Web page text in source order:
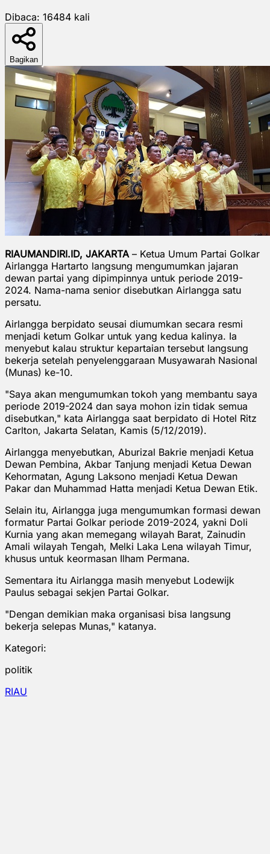
Dibaca: 16484 kali
Bagikan
RIAUMANDIRI.ID, JAKARTA – Ketua Umum Partai Golkar
Airlangga Hartarto langsung mengumumkan jajaran
dewan partai yang dipimpinnya untuk periode 2019-
2024. Nama-nama senior disebutkan Airlangga satu
persatu.
Airlangga berpidato seusai diumumkan secara resmi
menjadi ketum Golkar untuk yang kedua kalinya. Ia
menyebut kalau struktur kepartaian tersebut langsung
bekerja setelah penyelenggaraan Musyawarah Nasional
(Munas) ke-10.
"Saya akan mengumumkan tokoh yang membantu saya
periode 2019-2024 dan saya mohon izin tidak semua
disebutkan," kata Airlangga saat berpidato di Hotel Ritz
Carlton, Jakarta Selatan, Kamis (5/12/2019).
Airlangga menyebutkan, Aburizal Bakrie menjadi Ketua
Dewan Pembina, Akbar Tanjung menjadi Ketua Dewan
Kehormatan, Agung Laksono menjadi Ketua Dewan
Pakar dan Muhammad Hatta menjadi Ketua Dewan Etik.
Selain itu, Airlangga juga mengumumkan formasi dewan
formatur Partai Golkar periode 2019-2024, yakni Doli
Kurnia yang akan memegang wilayah Barat, Zainudin
Amali wilayah Tengah, Melki Laka Lena wilayah Timur,
khusus untuk keormasan Ilham Permana.
Sementara itu Airlangga masih menyebut Lodewijk
Paulus sebagai sekjen Partai Golkar.
"Dengan demikian maka organisasi bisa langsung
bekerja selepas Munas," katanya.
Kategori:
politik
RIAU